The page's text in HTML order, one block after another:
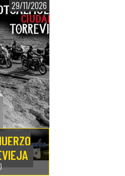
29/11/2026